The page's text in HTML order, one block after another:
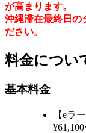
が高まります。
沖縄滞在最終日の
ださい。
料金につい
基本料金
【eラ